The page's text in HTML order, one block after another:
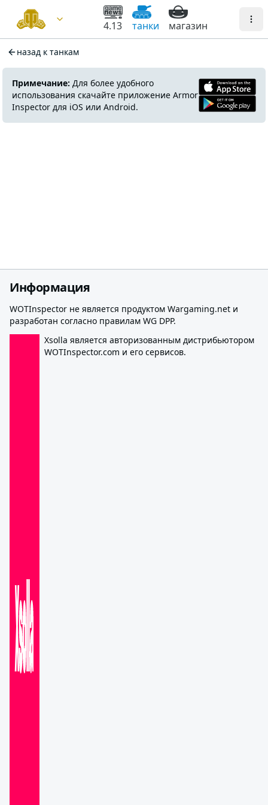
4.13 танки магазин
назад к танкам
Примечание: Для более удобного
использования скачайте приложение Armor
Inspector для iOS или Android.
Информация
WOTInspector не является продуктом Wargaming.net и
разработан согласно правилам WG DPP.
Xsolla является авторизованным дистрибьютором
WOTInspector.com и его сервисов.